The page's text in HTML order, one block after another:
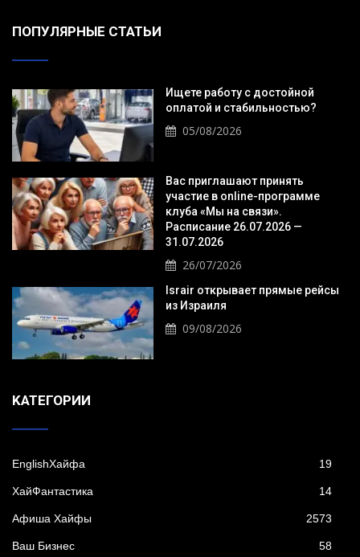
ПОПУЛЯРНЫЕ СТАТЬИ
Ищете работу с достойной
оплатой и стабильностью?
05/08/2026
Вас приглашают принять
участие в online-программе
клуба «Мы на связи».
Расписание 26.07.2026 —
31.07.2026
26/07/2026
Israir открывает прямые рейсы
из Израиля
09/08/2026
KАТЕГОРИИ
EnglishХайфа 19
XайФантастика 14
Афиша Хайфы 2573
Ваш Бизнес 58